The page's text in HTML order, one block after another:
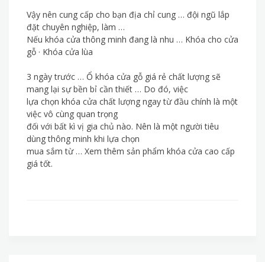
Vậy nên cung cấp cho bạn địa chỉ cung … đội ngũ lắp
đặt chuyên nghiệp, làm …
Nếu khóa cửa thông minh đang là nhu … Khóa cho cửa
gỗ · Khóa cửa lùa
3 ngày trước … Ổ khóa cửa gỗ giá rẻ chất lượng sẽ
mang lại sự bền bỉ cần thiết … Do đó, việc
lựa chọn khóa cửa chất lượng ngay từ đầu chính là một
việc vô cùng quan trọng
đối với bất kì vị gia chủ nào. Nên là một người tiêu
dùng thông minh khi lựa chọn
mua sắm từ … Xem thêm sản phẩm khóa cửa cao cấp
giá tốt.